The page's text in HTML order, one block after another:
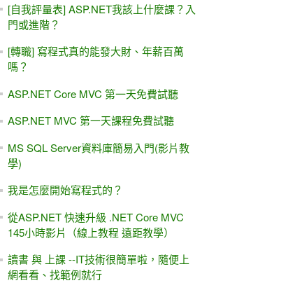
[自我評量表] ASP.NET我該上什麼課？入
門或進階？
[轉職] 寫程式真的能發大財、年薪百萬
嗎？
ASP.NET Core MVC 第一天免費試聽
ASP.NET MVC 第一天課程免費試聽
MS SQL Server資料庫簡易入門(影片教
學)
我是怎麼開始寫程式的？
從ASP.NET 快速升級 .NET Core MVC
145小時影片（線上教程 遠距教學）
讀書 與 上課 --IT技術很簡單啦，隨便上
網看看、找範例就行